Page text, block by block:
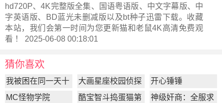
hd720P、4K完整版全集、国语粤语版、中文字幕版、中
字英语版、BD蓝光未删减版以及bt种子迅雷下载。收藏
本站，我们会第一时间为您更新猫和老鼠4K高清免费观
看 ！ 2025-06-08 00:18:01
猜你喜欢
我被困在同一天十
万年
大画星座校园侦探
第2季
开心锤锤
MC怪物学院
酷宝智斗捣蛋猫第 神级奸商：全服求